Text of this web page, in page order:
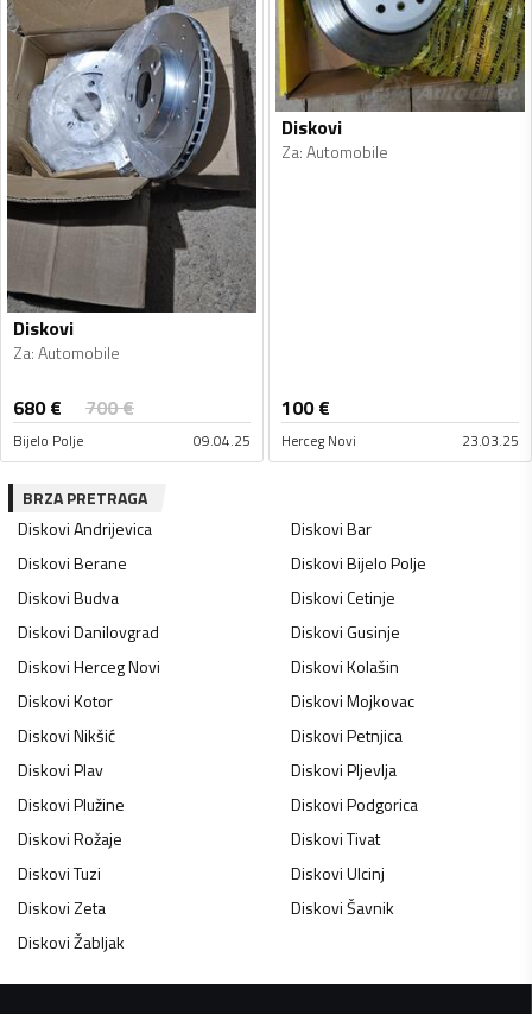
Diskovi
Za:Automobile
680€ 700€
Bijelo Polje 09.04.25
Diskovi
Za:Automobile
100€
Herceg Novi 23.03.25
BRZA PRETRAGA
DiskoviAndrijevica DiskoviBar
DiskoviBerane DiskoviBijelo Polje
DiskoviBudva DiskoviCetinje
DiskoviDanilovgrad DiskoviGusinje
DiskoviHerceg Novi DiskoviKolašin
DiskoviKotor DiskoviMojkovac
DiskoviNikšić DiskoviPetnjica
DiskoviPlav DiskoviPljevlja
DiskoviPlužine DiskoviPodgorica
DiskoviRožaje DiskoviTivat
DiskoviTuzi DiskoviUlcinj
DiskoviZeta DiskoviŠavnik
DiskoviŽabljak